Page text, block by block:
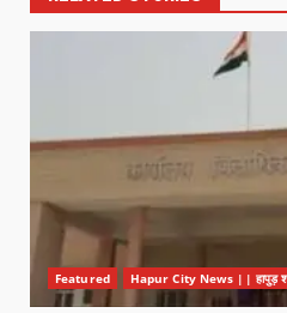
Featured Hapur City News || हापुड़